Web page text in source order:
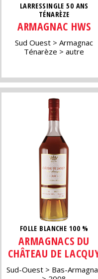
LARRESSINGLE 50 ANS
TÉNARÈZE
ARMAGNAC HWS
Sud Ouest
Armagnac
Ténarèze
autre
FOLLE BLANCHE 100 %
ARMAGNACS DU
CHÂTEAU DE
Sud-Ouest
Bas-